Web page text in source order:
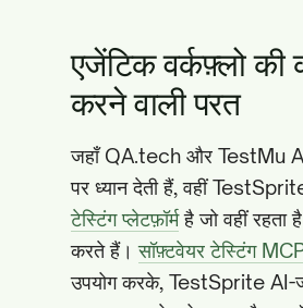
एजेंटिक वर्कफ़्लो की
करने वाली परत
जहाँ QA.tech और TestMu AI
पर ध्यान देती हैं, वहीं
टेस्टिंग प्लेटफ़ॉर्महै जो वहीं रहता
करते हैं।सॉफ़्टवेयर टेस्टिंग
उपयोग करके, TestSprite AI-